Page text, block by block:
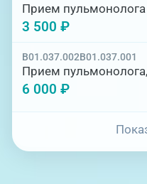
Прием пульмонолога
3 500 ₽
B01.037.002B01.037.001
Прием
6 000 ₽